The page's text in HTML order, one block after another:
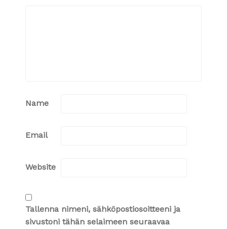
Name
Email
Website
Tallenna nimeni, sähköpostiosoitteeni ja
sivustoni tähän selaimeen seuraavaa